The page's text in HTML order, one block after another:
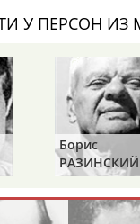
известном
своих героев!
Рустам
У ПЕРСОН ИЗ
Борис
РАЗИНСКИЙ